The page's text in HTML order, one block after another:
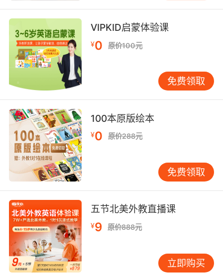
One little two little three little Indians意为一个
两个三个小印第安人，Four little five little six
little Indians意为四个五个六个小印第安人，
Seven little eight little nine little Indians意为七
个八个九个小印第安人，Ten little Indian boys
意为十个小印第安人。
One little two little three little Indians意为一个
两个三个小印第安人，Four little five little six
little Indians意为四个五个六个小印第安人，
Seven little eight little nine little Indians意为七
个八个九个小印第安人，Ten little Indian boys
意为十个三个小印第安人，Ten little nine little
eight little Indians意为十个九个八个小印第安
人。
Seven little six little five little Indians意为七个
六个五个小印第安人，Four little three little two
little Indians意为四个三个两个小印第安人，
One little Indian boy意为一个小印第安人，Ten
little nine little eight little Indians意为十个九个
VIPKID启蒙体验课
¥0 原价100元
免费领取
100本原版绘本
¥0 原价288元
免费领取
五节北美外教直播课
¥9 原价888元
立即购买